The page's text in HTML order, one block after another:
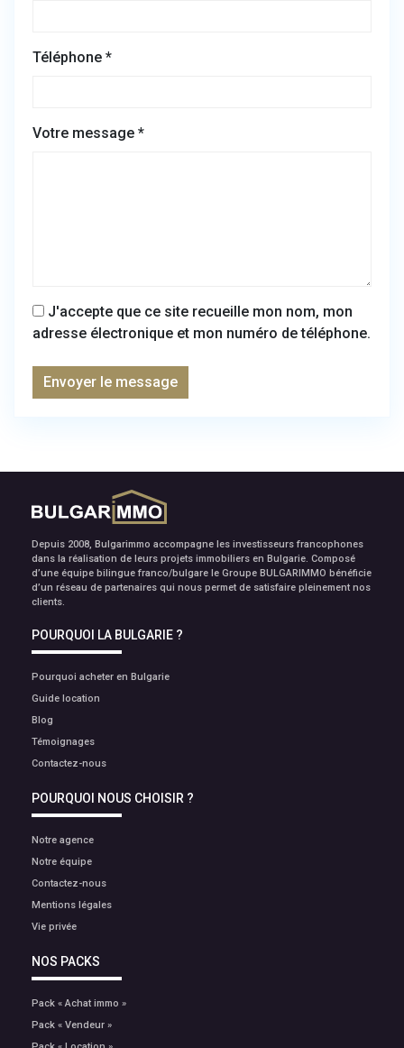
Téléphone *
Votre message *
J'accepte que ce site recueille mon nom, mon
adresse électronique et mon numéro de téléphone.
Envoyer le message
Depuis 2008, Bulgarimmo accompagne les investisseurs francophones
dans la réalisation de leurs projets immobiliers en Bulgarie. Composé
d’une équipe bilingue franco/bulgare le Groupe BULGARIMMO bénéficie
d’un réseau de partenaires qui nous permet de satisfaire pleinement nos
clients.
POURQUOI LA BULGARIE ?
Pourquoi acheter en Bulgarie
Guide location
Blog
Témoignages
Contactez-nous
POURQUOI NOUS CHOISIR ?
Notre agence
Notre équipe
Contactez-nous
Mentions légales
Vie privée
NOS PACKS
Pack « Achat immo »
Pack « Vendeur »